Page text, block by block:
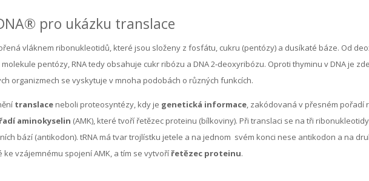
pro ukázku translace
vláknem ribonukleotidů, které jsou složeny z fosfátu, cukru (pentózy) a dusíkaté báze. Od
pentózy, RNA tedy obsahuje cukr ribózu a DNA 2‑deoxyribózu. Oproti thyminu v DNA je
organizmech se vyskytuje v mnoha podobách o různých funkcích.
translace neboli proteosyntézy, kdy je genetická informace , zakódovaná v přesném pořadí
aminokyselin (AMK), které tvoří řetězec proteinu (bílkoviny). Při translaci se na tři
bází (antikodon). tRNA má tvar trojlístku jetele a na jednom svém konci nese antikodon a na
vzájemnému spojení AMK, a tím se vytvořířetězec proteinu.